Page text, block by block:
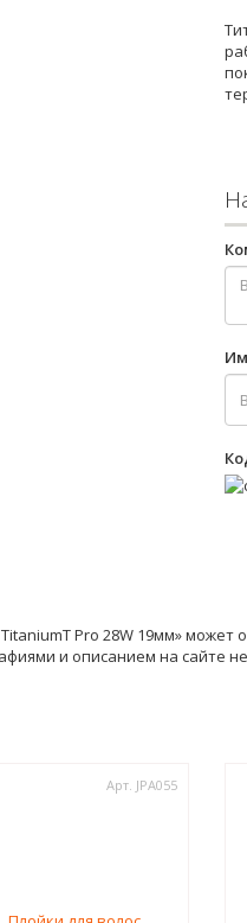
Pro 28W 19мм»
и описанием на сайте
Арт. JPA055